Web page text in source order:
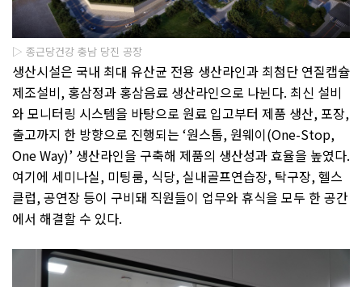
▷ 종근당건강 충남 당진 공장
생산시설은 국내 최대 유산균 전용 생산라인과 최첨단 연질캡슐
제조설비, 홍삼정과 홍삼음료 생산라인으로 나뉜다. 최신 설비
와 모니터링 시스템을 바탕으로 원료 입고부터 제품 생산, 포장,
출고까지 한 방향으로 진행되는 ‘원스톱, 원웨이(One-Stop,
One Way)’ 생산라인을 구축해 제품의 생산성과 효율을 높였다.
여기에 세미나실, 미팅룸, 식당, 실내골프연습장, 탁구장, 헬스
클럽, 공연장 등이 구비돼 직원들이 업무와 휴식을 모두 한 공간
에서 해결할 수 있다.